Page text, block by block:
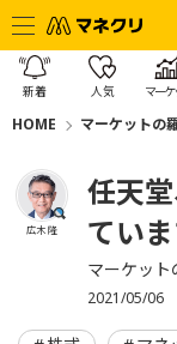
新着 人気 マーケ
HOME マーケットの
広木 隆
任天
てい
マーケット
2021/05/06